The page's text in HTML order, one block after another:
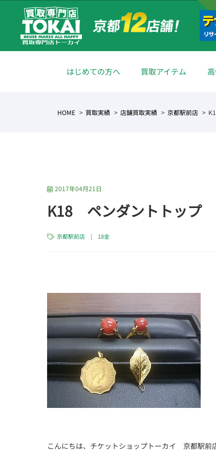
はじめての方へ 買取アイテム
HOME 買取実績 店舗買取実績 京都駅前店
2017年04月21日
K18 ペンダントトップ
京都駅前店 | 18金
こんにちは、チケットショップトーカイ 京都駅前